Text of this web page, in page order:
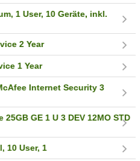
1 User, 10 Geräte, inkl.
2 Year
1 Year
Internet Security 3
GE 1 U 3 DEV 12MO STD
10 User, 1